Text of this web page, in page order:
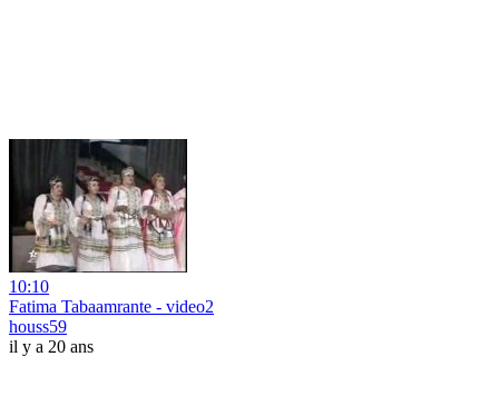
10:10
Fatima Tabaamrante - video2
houss59
il y a 20 ans